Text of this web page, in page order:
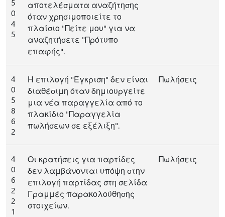
5
0
4
5
αποτελέσματα αναζήτησης
όταν χρησιμοποιείτε το
πλαίσιο "Πείτε μου" για να
αναζητήσετε "Πρότυπο
επαφής".
4
0
5
8
6
2
Η επιλογή "Έγκριση" δεν είναι
διαθέσιμη όταν δημιουργείτε
μια νέα παραγγελία από το
πλακίδιο "Παραγγελία
πωλήσεων σε εξέλιξη".
Πωλήσεις
4
0
6
2
2
1
Οι κρατήσεις για παρτίδες
δεν λαμβάνονται υπόψη στην
επιλογή παρτίδας στη σελίδα
Γραμμές παρακολούθησης
στοιχείων.
Πωλήσεις